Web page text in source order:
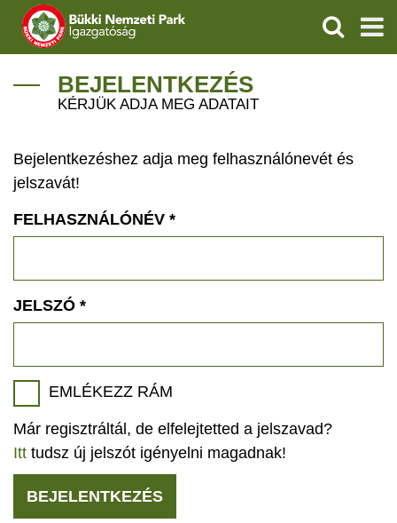
IGAZGATÓSÁG
VÍZVÉDELEM
ÖKOTURIZMUS
GEOPARKOK
KERESÉS
BEJELENTKEZÉS
KÉRJÜK ADJA MEG ADATAIT
Bejelentkezéshez adja meg felhasználónevét és
jelszavát!
FELHASZNÁLÓNÉV *
JELSZÓ *
EMLÉKEZZ RÁM
Már regisztráltál, de elfelejtetted a jelszavad?
Itt tudsz új jelszót igényelni magadnak!
BEJELENTKEZÉS